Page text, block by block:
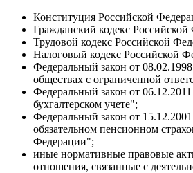
Конституция Российской
Гражданский кодекс
Трудовой кодекс Российской
Налоговый кодекс Российской
Федеральный закон от
обществах с ограниченной
Федеральный закон от
бухгалтерском учете";
Федеральный закон от
обязательном пенсионном
Федерации";
иные нормативные правовые
отношения, связанные с